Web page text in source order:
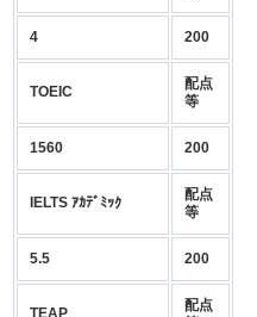
4 200
TOEIC
配点
等
1560 200
IELTS ｱｶﾃﾞﾐｯｸ
配点
等
5.5 200
TEAP
配点